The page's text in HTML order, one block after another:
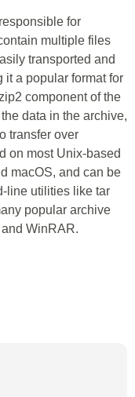
for
multiple files
transported and
it a popular format for
component of the
data in the archive,
transfer over
on most Unix-based
macOS, and can be
line utilities like tar
popular archive
WinRAR.